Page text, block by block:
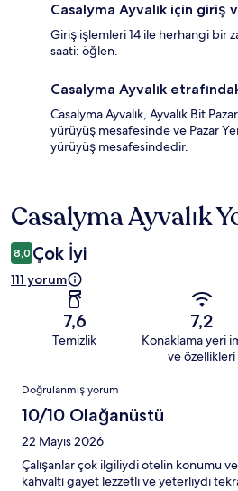
Casalyma Ayvalık için giriş
Giriş işlemleri 14 ile herhangi bir
saati: öğlen.
Casalyma Ayvalık
Casalyma Ayvalık, Ayvalık Bit
yürüyüş mesafesinde ve Pazar
yürüyüş mesafesindedir.
Yorumlar
Casalyma Ayvalık
8,0 Çok İyi
111 yorum
7,6
Temizlik
7,2
Konaklama yeri
ve özellikleri
Yorumlar
Doğrulanmış yorum
10/10 Olağanüstü
22 Mayıs 2026
Çalışanlar çok ilgiliydi otelin konumu
kahvaltı gayet lezzetli ve yeterliydi